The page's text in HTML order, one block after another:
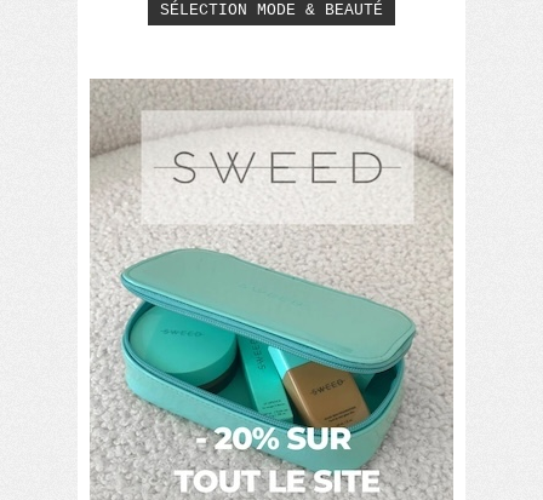
SÉLECTION MODE & BEAUTÉ